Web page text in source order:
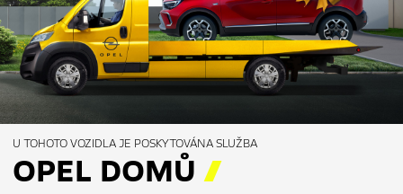
U TOHOTO VOZIDLA JE POSKYTOVÁNA SLUŽBA
OPEL DOMŮ